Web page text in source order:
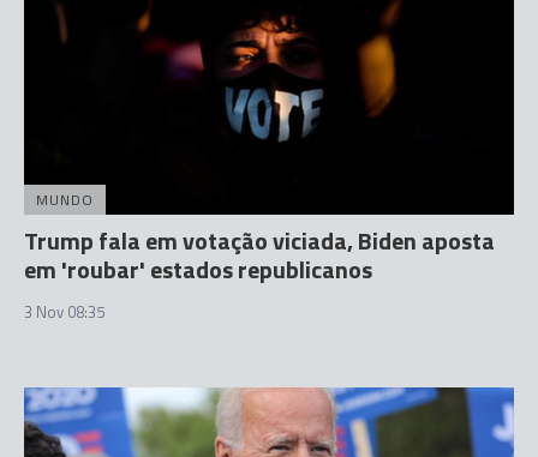
MUNDO
Trump fala em votação viciada, Biden aposta
em 'roubar' estados republicanos
3 Nov 08:35